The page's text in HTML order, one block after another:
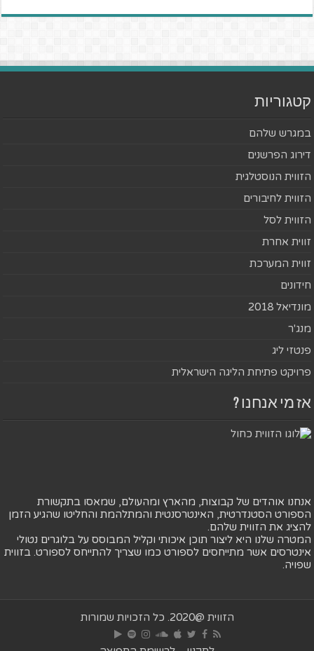
קטגוריות
במגרש שלהם
דירוג הפרשנים
הזווית הנוסטלגית
הזווית לחיבורים
הזווית לסל
זווית אחרת
זווית המערכת
חידונים
מונדיאל 2018
מנג'ר
פנטזי ליג
פרויקט פתיחת הליגה הישראלית
אז מי אנחנו ?
אנחנו אוהדים של קבוצות, מהארץ ומהעולם, שמאסו בתקשורת
הספורט הסטנדרטית, האינטרסנטית והמתלהמת והחליטו שהגיע הזמן
להציג את הזווית שלהם.
המטרה שלנו היא ליצור תוכן איכותי וקליל המבוסס על בלוגרים נטולי
אינטרסים אשר מתייחסים לספורט כמו שצריך להתייחס לספורט. בזווית
שפויה.
הזווית @2020. כל הזכויות שמורות